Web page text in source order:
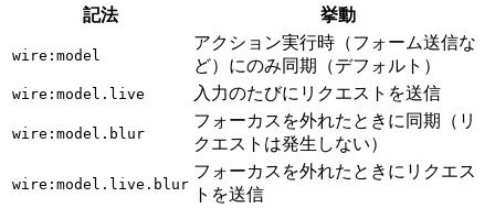
記法 挙動
wire:model
アクション実行時（フォーム送信な
ど）にのみ同期（デフォルト）
wire:model.live 入力のたびにリクエストを送信
wire:model.blur
フォーカスを外れたときに同期（リ
クエストは発生しない）
wire:model.live.blur
フォーカスを外れたときにリクエス
トを送信